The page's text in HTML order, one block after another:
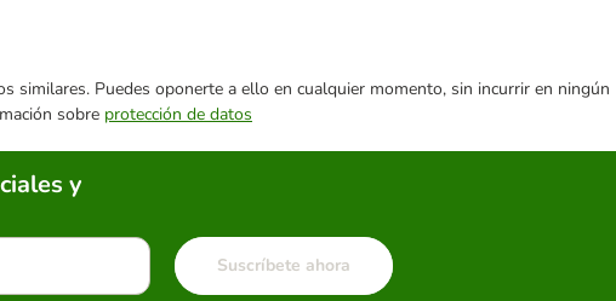
similares. Puedes oponerte a ello en cualquier momento, sin incurrir en ningún
sobre protección de datos
y
Suscríbete ahora